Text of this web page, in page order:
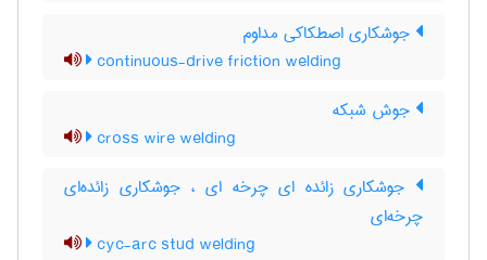
جوشکاری اصطکاکی مداوم
continuous-drive friction welding
جوش شبکه
cross wire welding
جوشکاری زائده ای چرخه ای ، جوشکاری زائده‌ای
چرخه‌ای
cyc-arc stud welding